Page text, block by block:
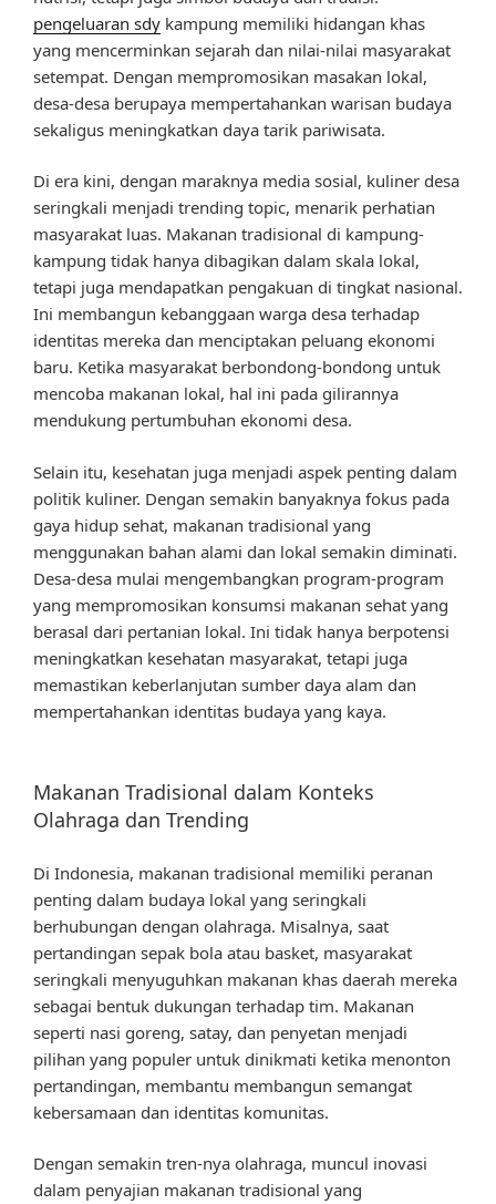
pengeluaran sdy kampung memiliki hidangan khas
yang mencerminkan sejarah dan nilai-nilai masyarakat
setempat. Dengan mempromosikan masakan lokal,
desa-desa berupaya mempertahankan warisan budaya
sekaligus meningkatkan daya tarik pariwisata.
Di era kini, dengan maraknya media sosial, kuliner desa
seringkali menjadi trending topic, menarik perhatian
masyarakat luas. Makanan tradisional di kampung-
kampung tidak hanya dibagikan dalam skala lokal,
tetapi juga mendapatkan pengakuan di tingkat nasional.
Ini membangun kebanggaan warga desa terhadap
identitas mereka dan menciptakan peluang ekonomi
baru. Ketika masyarakat berbondong-bondong untuk
mencoba makanan lokal, hal ini pada gilirannya
mendukung pertumbuhan ekonomi desa.
Selain itu, kesehatan juga menjadi aspek penting dalam
politik kuliner. Dengan semakin banyaknya fokus pada
gaya hidup sehat, makanan tradisional yang
menggunakan bahan alami dan lokal semakin diminati.
Desa-desa mulai mengembangkan program-program
yang mempromosikan konsumsi makanan sehat yang
berasal dari pertanian lokal. Ini tidak hanya berpotensi
meningkatkan kesehatan masyarakat, tetapi juga
memastikan keberlanjutan sumber daya alam dan
mempertahankan identitas budaya yang kaya.
Makanan Tradisional dalam Konteks
Olahraga dan Trending
Di Indonesia, makanan tradisional memiliki peranan
penting dalam budaya lokal yang seringkali
berhubungan dengan olahraga. Misalnya, saat
pertandingan sepak bola atau basket, masyarakat
seringkali menyuguhkan makanan khas daerah mereka
sebagai bentuk dukungan terhadap tim. Makanan
seperti nasi goreng, satay, dan penyetan menjadi
pilihan yang populer untuk dinikmati ketika menonton
pertandingan, membantu membangun semangat
kebersamaan dan identitas komunitas.
Dengan semakin tren-nya olahraga, muncul inovasi
dalam penyajian makanan tradisional yang